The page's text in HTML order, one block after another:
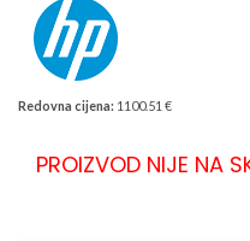
Redovna cijena: 1100.51 €
PROIZVOD NIJE NA